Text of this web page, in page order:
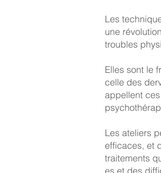
Les
une
troubles
Elles sont le
celle des
appellent
Les ateliers
efficaces, et
traitements